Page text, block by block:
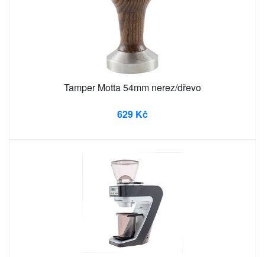
Tamper Motta 54mm nerez/dřevo
629 Kč